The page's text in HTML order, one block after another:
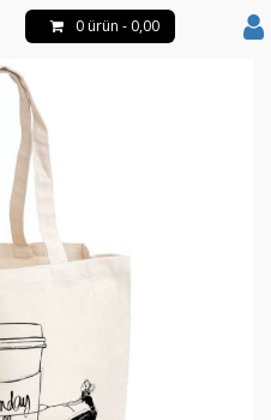
0 ürün - 0,00